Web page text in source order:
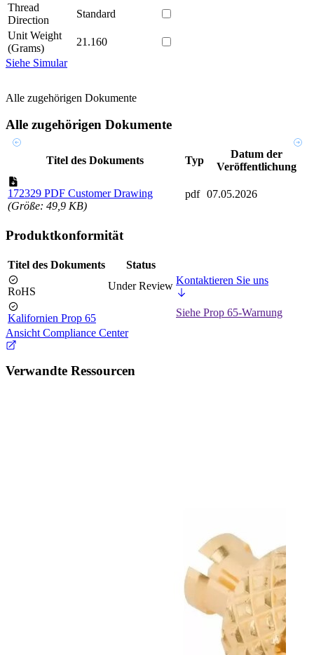
Thread
Direction
Standard
Unit Weight
(Grams)
21.160
Siehe Simular
Alle zugehörigen Dokumente
Alle zugehörigen Dokumente
Titel des Dokuments Typ
Datum der
Veröffentlichung
172329 PDF Customer Drawing
(Größe: 49,9 KB)
pdf 07.05.2026
Produktkonformität
Titel des Dokuments Status
RoHS Under Review Kontaktieren Sie uns
Kalifornien Prop 65
Siehe Prop 65-Warnung
Ansicht Compliance Center
Verwandte Ressourcen